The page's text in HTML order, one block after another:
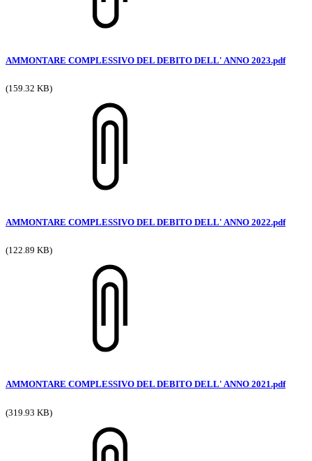
AMMONTARE COMPLESSIVO DEL DEBITO DELL' ANNO 2023.pdf
(159.32 KB)
AMMONTARE COMPLESSIVO DEL DEBITO DELL' ANNO 2022.pdf
(122.89 KB)
AMMONTARE COMPLESSIVO DEL DEBITO DELL' ANNO 2021.pdf
(319.93 KB)